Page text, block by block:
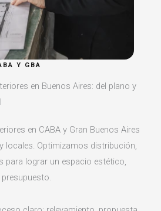
Y GBA
en Buenos Aires: del plano y
en CABA y Gran Buenos Aires
locales. Optimizamos distribución,
para lograr un espacio estético,